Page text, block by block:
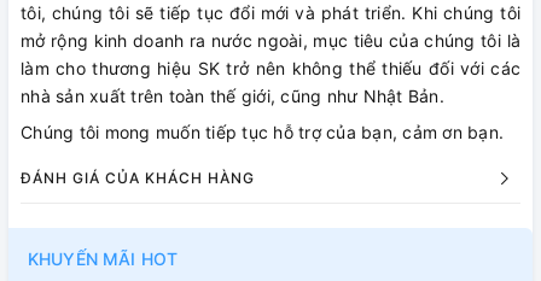
tôi, chúng tôi sẽ tiếp tục đổi mới và phát triển. Khi chúng tôi
mở rộng kinh doanh ra nước ngoài, mục tiêu của chúng tôi là
làm cho thương hiệu SK trở nên không thể thiếu đối với các
nhà sản xuất trên toàn thế giới, cũng như Nhật Bản.
Chúng tôi mong muốn tiếp tục hỗ trợ của bạn, cảm ơn bạn.
ĐÁNH GIÁ CỦA KHÁCH HÀNG
KHUYẾN MÃI HOT